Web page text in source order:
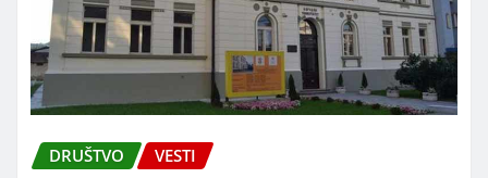
DRUŠTVO VESTI